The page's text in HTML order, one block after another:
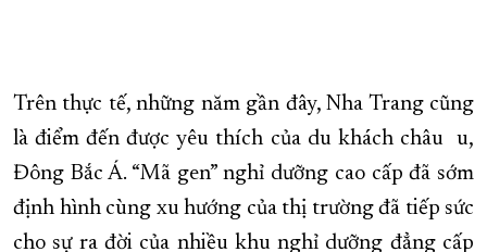
Trên thực tế, những năm gần đây, Nha Trang cũng
là điểm đến được yêu thích của du khách châu u,
Đông Bắc Á. “Mã gen” nghỉ dưỡng cao cấp đã sớm
định hình cùng xu hướng của thị trường đã tiếp sức
cho sự ra đời của nhiều khu nghỉ dưỡng đẳng cấp